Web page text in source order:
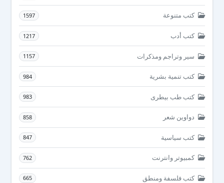
كتب متنوعة 1597
كتب أدب 1217
سير وتراجم ومذكرات 1157
كتب تنمية بشرية 984
كتب طب بيطرى 983
دواوين شعر 858
كتب سياسية 847
كمبيوتر وانترنت 762
كتب فلسفة ومنطق 665